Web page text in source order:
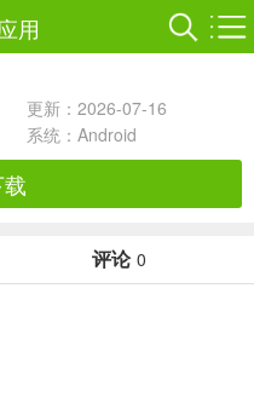
用
更新：2026-07-16
系统：Android
评论 0